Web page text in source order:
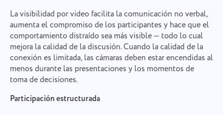
La visibilidad por video facilita la comunicación no verbal,
aumenta el compromiso de los participantes y hace que el
comportamiento distraído sea más visible — todo lo cual
mejora la calidad de la discusión. Cuando la calidad de la
conexión es limitada, las cámaras deben estar encendidas al
menos durante las presentaciones y los momentos de
toma de decisiones.
Participación estructurada
Examinar archivoso arrastra y suelta
Email
Tu mensaje
Examinar archivos
Your message has been sent
successfully
We will contact you soon
Gracias por ser parte de Taskee
Definitivamente nos familiarizaremos con ello y
trataremos de implementarlo en el producto. ¡Nos
ayudas a mejorar cada día!
Subir archivos
Al hacer clic en el botón, confirmas tu
consentimiento para el procesamiento de
datos personales.